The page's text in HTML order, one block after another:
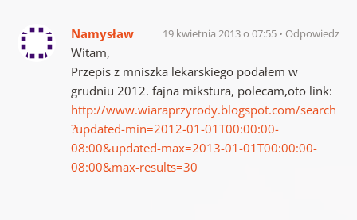
Namysław 19 kwietnia 2013 o 07:55 Odpowiedz
Witam,
Przepis z mniszka lekarskiego podałem w
grudniu 2012. fajna mikstura, polecam,oto link:
http://www.wiaraprzyrody.blogspot.com/search
?updated-min=2012-01-01T00:00:00-
08:00&updated-max=2013-01-01T00:00:00-
08:00&max-results=30